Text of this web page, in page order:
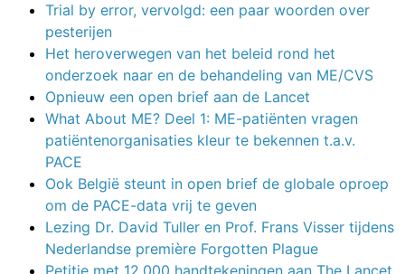
Trial by error, vervolgd: een paar woorden over
pesterijen
Het heroverwegen van het beleid rond het
onderzoek naar en de behandeling van ME/CVS
Opnieuw een open brief aan de Lancet
What About ME? Deel 1: ME-patiënten vragen
patiëntenorganisaties kleur te bekennen t.a.v.
PACE
Ook België steunt in open brief de globale oproep
om de PACE-data vrij te geven
Lezing Dr. David Tuller en Prof. Frans Visser tijdens
Nederlandse première Forgotten Plague